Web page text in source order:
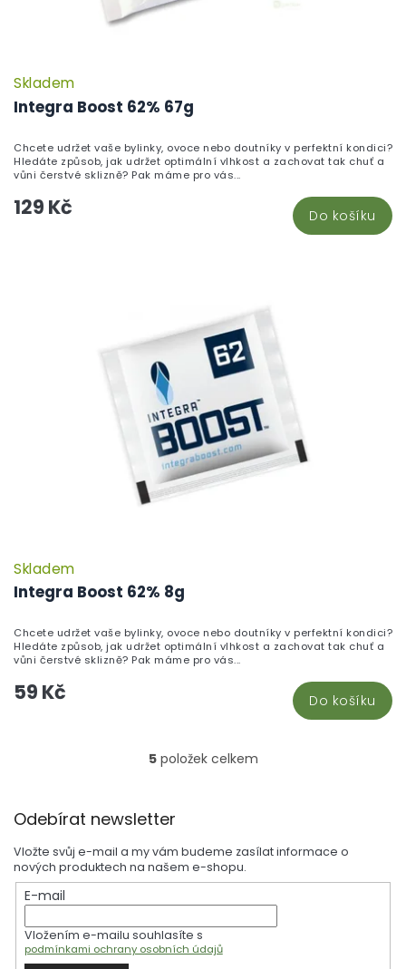
Integra Boost 62% 67g
Skladem
129 Kč Do košíku
Chcete udržet vaše bylinky, ovoce nebo doutníky v perfektní kondici?
Hledáte způsob, jak udržet optimální vlhkost a zachovat tak chuť a
vůni čerstvé sklizně? Pak máme pro vás...
Integra Boost 62% 8g
Skladem
59 Kč Do košíku
Chcete udržet vaše bylinky, ovoce nebo doutníky v perfektní kondici?
Hledáte způsob, jak udržet optimální vlhkost a zachovat tak chuť a
vůni čerstvé sklizně? Pak máme pro vás...
O
a
c
í
p
r
v
k
5položek celkem
Odebírat newsletter
Vložte svůj e-mail a my vám budeme zasílat informace o
nových produktech na našem e-shopu.
E-mail
Vložením e-mailu souhlasíte s
podmínkami ochrany osobních údajů